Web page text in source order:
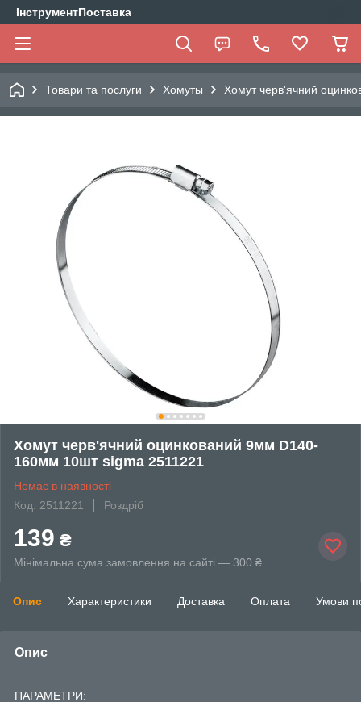
ІнструментПоставка
Товари та послуги Хомуты Хомут черв'ячний
Хомут черв'ячний оцинкований 9мм D140-
160мм 10шт sigma 2511221
Немає в наявності
Код: 2511221
Роздріб
139 ₴
Мінімальна сума замовлення на сайті — 300 ₴
Опис Характеристики Доставка Оплата Умови
Опис
ПАРАМЕТРИ: